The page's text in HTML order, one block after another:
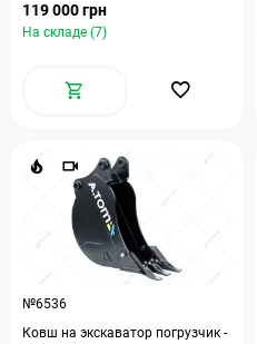
119 000 грн
На складе (7)
№6536
Ковш на экскаватор погрузчик -